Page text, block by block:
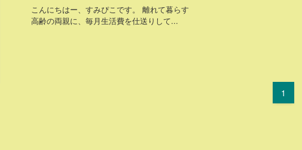
こんにちはー、すみぴこです。 離れて暮らす
高齢の両親に、毎月生活費を仕送りして...
1